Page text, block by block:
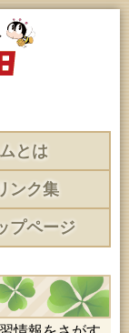
とは
ンク集
プページ